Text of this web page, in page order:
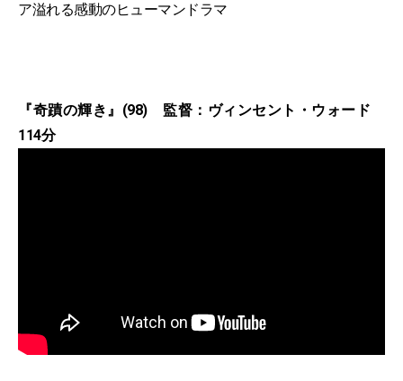
ア溢れる感動のヒューマンドラマ
『奇蹟の輝き』(98) 監督：ヴィンセント・ウォード
114分